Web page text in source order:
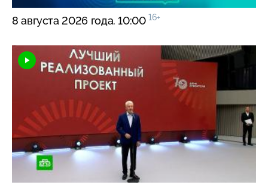
8 августа 2026 года. 10:00 16+